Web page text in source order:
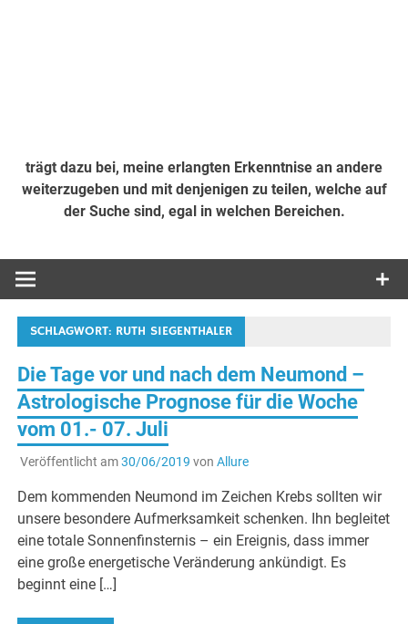
trägt dazu bei, meine erlangten Erkenntnise an andere
weiterzugeben und mit denjenigen zu teilen, welche auf
der Suche sind, egal in welchen Bereichen.
SCHLAGWORT: RUTH SIEGENTHALER
Die Tage vor und nach dem Neumond –
Astrologische Prognose für die Woche
vom 01.- 07. Juli
Veröffentlicht am30/06/2019 von Allure
Dem kommenden Neumond im Zeichen Krebs sollten wir
unsere besondere Aufmerksamkeit schenken. Ihn begleitet
eine totale Sonnenfinsternis – ein Ereignis, dass immer
eine große energetische Veränderung ankündigt. Es
beginnt eine […]